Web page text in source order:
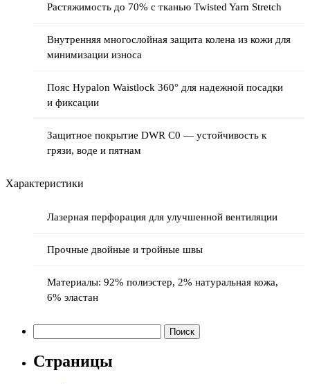
Растяжимость до 70% с тканью Twisted Yarn Stretch
Внутренняя многослойная защита колена из кожи для
минимизации износа
Пояс Hypalon Waistlock 360° для надежной посадки
и фиксации
Защитное покрытие DWR C0 — устойчивость к
грязи, воде и пятнам
Характеристики
Лазерная перфорация для улучшенной вентиляции
Прочные двойные и тройные швы
Материалы: 92% полиэстер, 2% натуральная кожа,
6% эластан
Страницы